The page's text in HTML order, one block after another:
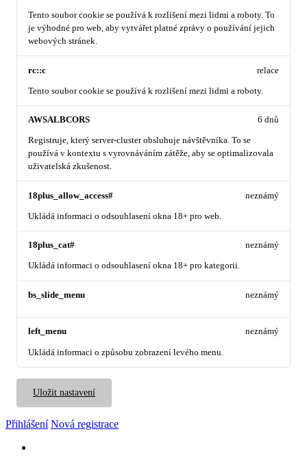
Tento soubor cookie se používá k rozlišení mezi lidmi a roboty. To
je výhodné pro web, aby vytvářet platné zprávy o používání jejich
webových stránek.
rc::c
Tento soubor cookie se používá k rozlišení mezi lidmi a roboty.
relace
AWSALBCORS
Registruje, který server-cluster obsluhuje návštěvníka. To se
používá v kontextu s vyrovnáváním zátěže, aby se optimalizovala
uživatelská zkušenost.
6 dnů
18plus_allow_access#
Ukládá informaci o odsouhlasení okna 18+ pro web.
neznámý
18plus_cat#
Ukládá informaci o odsouhlasení okna 18+ pro kategorii.
neznámý
bs_slide_menu neznámý
left_menu
Ukládá informaci o způsobu zobrazení levého menu.
neznámý
Uložit nastavení
Přihlášení Nová registrace